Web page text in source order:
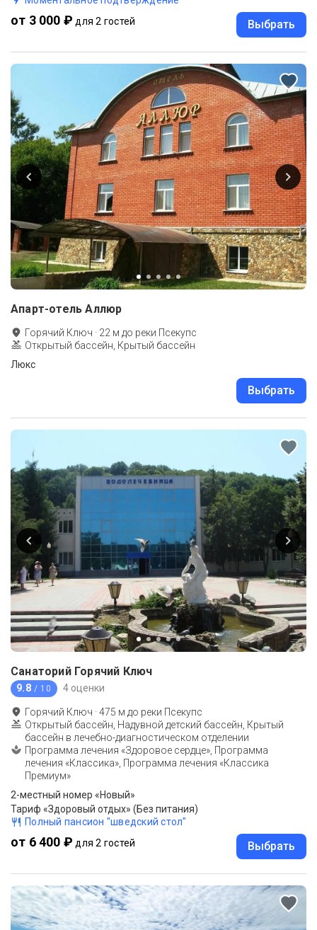
от 3 000 ₽ для 2 гостей Выбрать
Апарт-отель Аллюр
Горячий Ключ · 22 м до реки Псекупс
Открытый бассейн, Крытый бассейн
Люкс
Выбрать
Санаторий Горячий Ключ
9.8 / 10 4 оценки
Горячий Ключ ·475 м до реки Псекупс
Открытый бассейн, Надувной детский бассейн, Крытый
бассейн в лечебно-диагностическом отделении
Программа лечения «Здоровое сердце», Программа
лечения «Классика», Программа лечения «Классика
Премиум»
2-местный номер «Новый»
Тариф «Здоровый отдых» (Без питания)
Полный пансион "шведский стол"
от 6 400 ₽ для 2 гостей Выбрать